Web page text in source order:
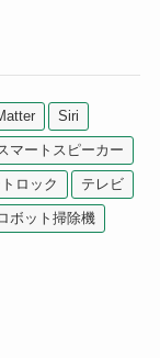
Siri
マートスピーカー
ロック テレビ
ボット掃除機